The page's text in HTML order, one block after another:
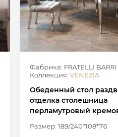
Фабрика: FRATELLI BARRI
Коллекция:VENEZIA
Обеденный стол
отделка столешница
перламутровый
основание серебряное
напыление
Размер: 189/240*108*76